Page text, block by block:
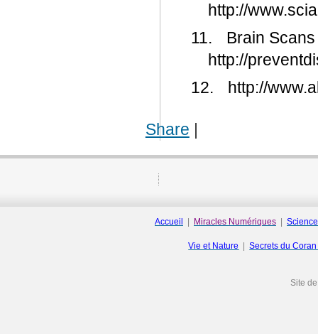
http://
11.
Brain
http://
12.
http://
Share |
Accueil Miracles Numériques
Vie et Nature Secrets du
Site